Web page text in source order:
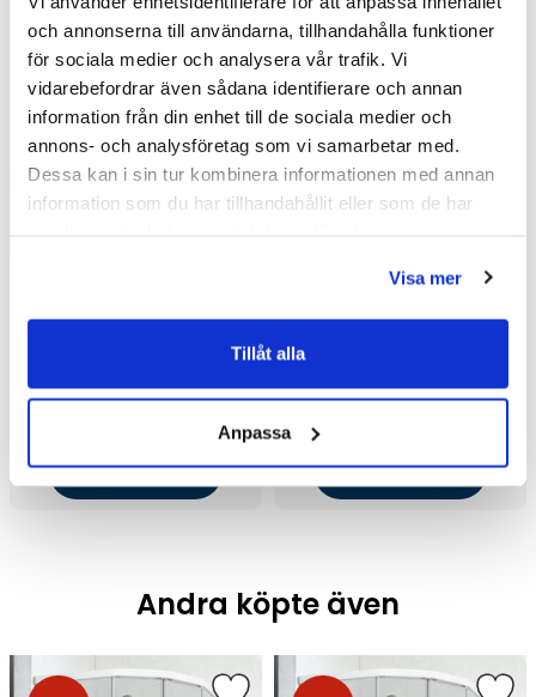
och annonserna till användarna, tillhandahålla funktioner
för sociala medier och analysera vår trafik. Vi
vidarebefordrar även sådana identifierare och annan
information från din enhet till de sociala medier och
annons- och analysföretag som vi samarbetar med.
Dessa kan i sin tur kombinera informationen med annan
information som du har tillhandahållit eller som de har
Visa mer
Tillåt alla
Anpassa
Macro Design Duschkabin
Blandare (71x91 Höger/Ice
med Vit bakvägg/Vit)
19 474 kr/st
Välj ...
Macro Design Duschkabin
Blandare (91x71
19 474 kr/st
Välj ...
Andra köpte även